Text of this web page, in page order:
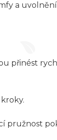
a
přinést
pružnost